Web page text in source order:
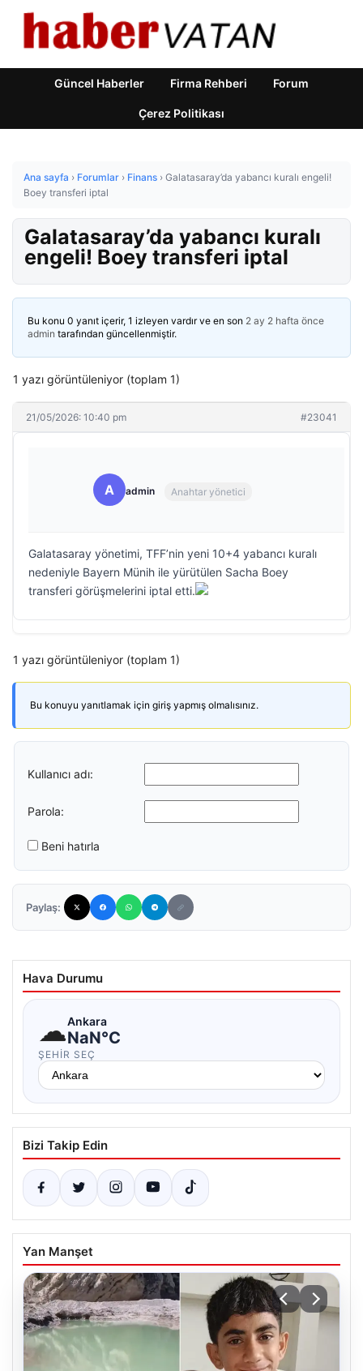
Güncel Haberler Firma Rehberi Forum
Çerez Politikası
Ana sayfa › Forumlar › Finans › Galatasaray’da yabancı kuralı engeli!
Boey transferi iptal
Galatasaray’da yabancı kuralı
engeli! Boey transferi iptal
Bu konu 0 yanıt içerir, 1 izleyen vardır ve en son 2 ay 2 hafta önce
admin tarafından güncellenmiştir.
1 yazı görüntüleniyor (toplam 1)
21/05/2026: 10:40 pm #23041
A admin Anahtar yönetici
Galatasaray yönetimi, TFF’nin yeni 10+4 yabancı kuralı
nedeniyle Bayern Münih ile yürütülen Sacha Boey
transferi görüşmelerini iptal etti.
1 yazı görüntüleniyor (toplam 1)
Bu konuyu yanıtlamak için giriş yapmış olmalısınız.
Kullanıcı adı:
Parola:
Beni hatırla
Paylaş:
Hava Durumu
☁Ankara
NaN°C
ŞEHIR SEÇ
Bizi Takip Edin
Yan Manşet